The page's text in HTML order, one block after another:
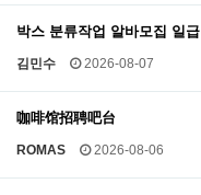
박스 분류작업 알바모집 일급
김민수 2026-08-07
咖啡馆招聘吧台
ROMAS 2026-08-06